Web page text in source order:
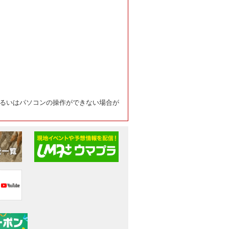
いはパソコンの操作ができない場合が